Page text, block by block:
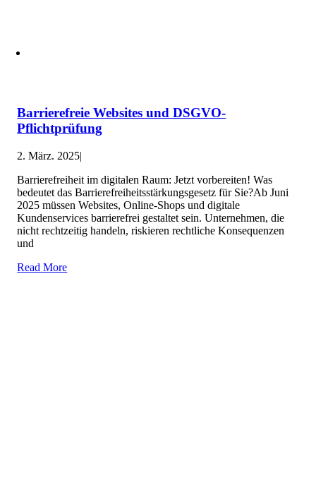
Barrierefreie Websites und DSGVO-
Pflichtprüfung
2. März. 2025|
Barrierefreiheit im digitalen Raum: Jetzt vorbereiten! Was
bedeutet das Barrierefreiheitsstärkungsgesetz für Sie?Ab Juni
2025 müssen Websites, Online-Shops und digitale
Kundenservices barrierefrei gestaltet sein. Unternehmen, die
nicht rechtzeitig handeln, riskieren rechtliche Konsequenzen
und
Read More